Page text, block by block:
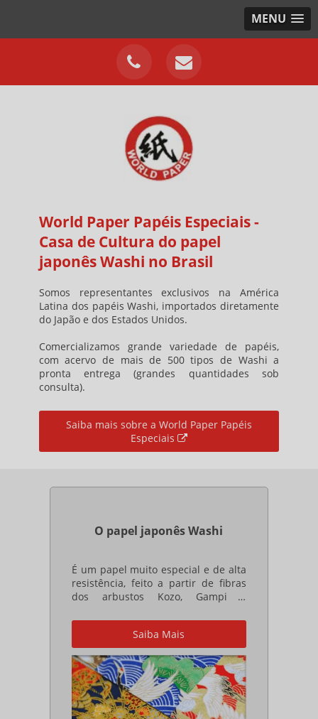
MENU
World Paper Papéis Especiais -
Casa de Cultura do papel
japonês Washi no Brasil
Somos representantes exclusivos na América
Latina dos papéis Washi, importados diretamente
do Japão e dos Estados Unidos.
Comercializamos grande variedade de papéis,
com acervo de mais de 500 tipos de Washi a
pronta entrega (grandes quantidades sob
consulta).
Saiba mais sobre a World Paper Papéis
Especiais
O papel japonês Washi
É um papel muito especial e de alta
resistência, feito a partir de fibras
dos arbustos Kozo, Gampi e
continua atualmente utilizando as
mesmas técnicas japonesas
milenares.
Saiba Mais